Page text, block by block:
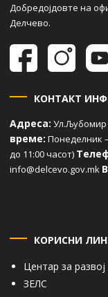
Добредојдовте на
Делчево.
КОНТАКТ
Адреса: Ул.Љубомир
време: Понеделник
до 11:00 часот)
info@delcevo.gov.mk
КОРИСНИ
Центар за
ЗЕЛС